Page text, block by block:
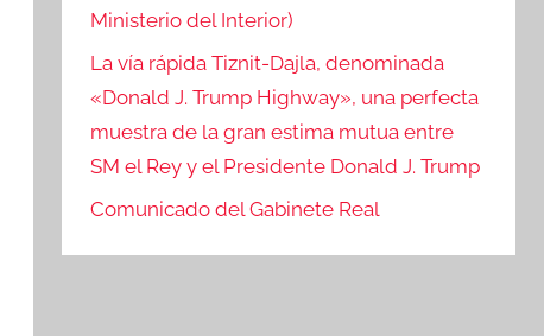
Ministerio del Interior)
La vía rápida Tiznit-Dajla, denominada
«Donald J. Trump Highway», una perfecta
muestra de la gran estima mutua entre
SM el Rey y el Presidente Donald J. Trump
Comunicado del Gabinete Real